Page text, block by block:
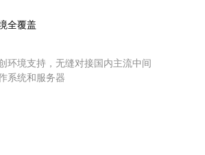
全覆盖
环境支持，无缝对接国内主流中间
系统和服务器